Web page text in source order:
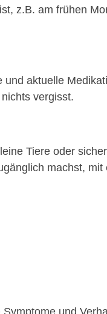
z.B. am frühen
und aktuelle
vergisst.
Tiere oder
machst,